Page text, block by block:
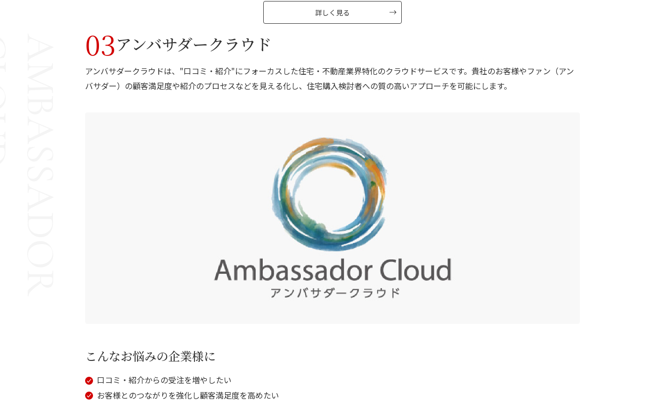
詳しく見る
03アンバサダークラウド
アンバサダークラウドは、"口コミ・紹介"にフォーカスした住宅・不動産業界特化のクラウドサービスです。貴社のお客様やファン（アン
バサダー）の顧客満足度や紹介のプロセスなどを見える化し、住宅購入検討者への質の高いアプローチを可能にします。
こんなお悩みの企業様に
口コミ・紹介からの受注を増やしたい
お客様とのつながりを強化し顧客満足度を高めたい